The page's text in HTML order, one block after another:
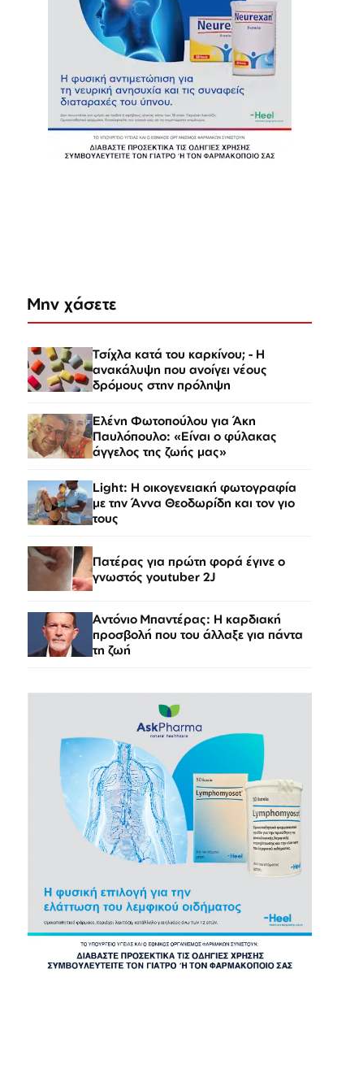
Μην χάσετε
Τσίχλα κατά του καρκίνου; - Η
ανακάλυψη που ανοίγει νέους
δρόμους στην πρόληψη
Ελένη Φωτοπούλου για Άκη
Παυλόπουλο: «Είναι ο φύλακας
άγγελος της ζωής μας»
Light: Η οικογενειακή φωτογραφία
με την Άννα Θεοδωρίδη και τον γιο
τους
Πατέρας για πρώτη φορά έγινε ο
γνωστός youtuber 2J
Αντόνιο Μπαντέρας: Η καρδιακή
προσβολή που του άλλαξε για πάντα
τη ζωή